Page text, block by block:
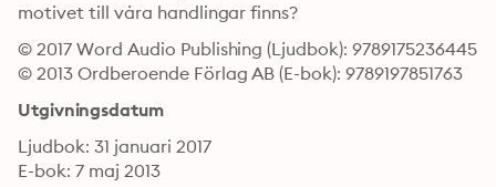
motivet till våra handlingar finns?
© 2017 Word Audio Publishing (Ljudbok): 9789175236445
© 2013 Ordberoende Förlag AB (E-bok): 9789197851763
Utgivningsdatum
Ljudbok: 31 januari 2017
E-bok: 7 maj 2013